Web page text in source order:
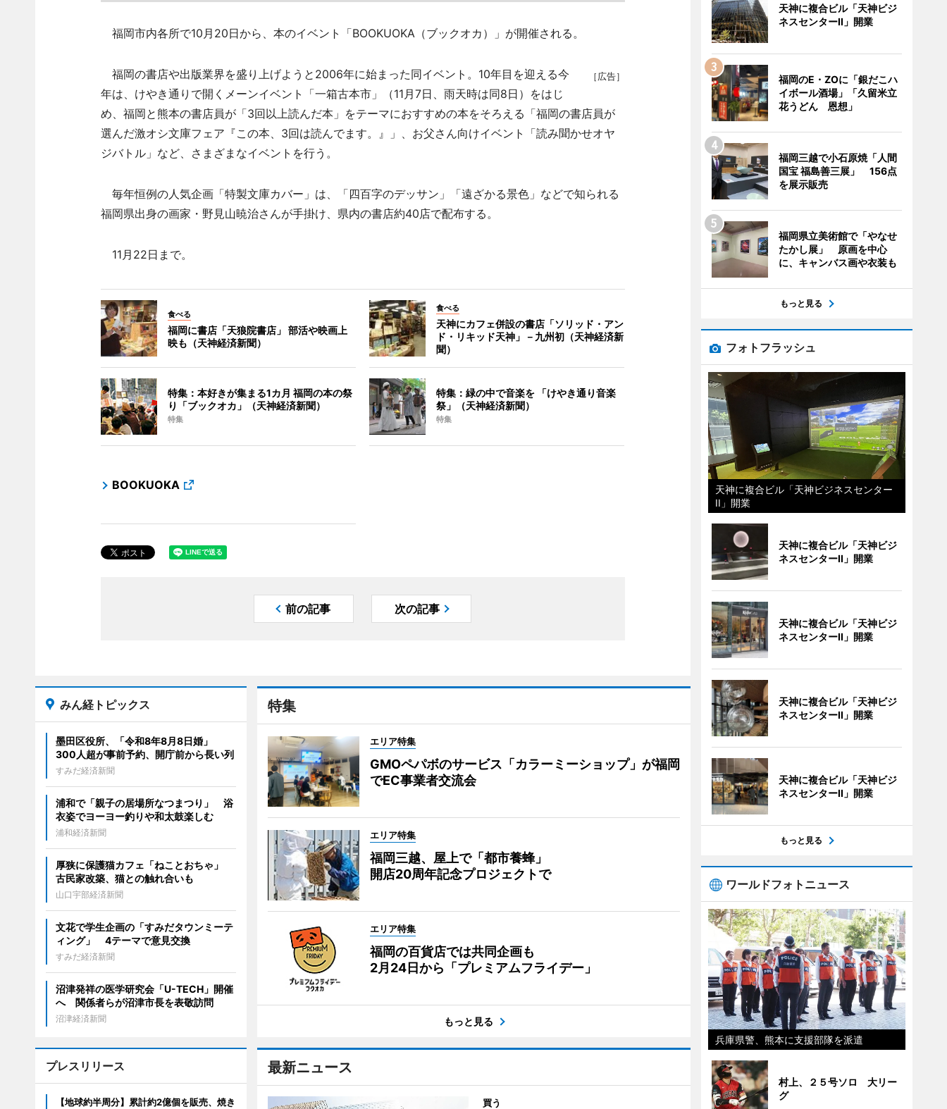
福岡市内各所で10月20日から、本のイベント「BOOKUOKA（ブックオカ）」が開催される。
［広告］
福岡の書店や出版業界を盛り上げようと2006年に始まった同イベント。10年目を迎える今
年は、けやき通りで開くメーンイベント「一箱古本市」（11月7日、雨天時は同8日）をはじ
め、福岡と熊本の書店員が「3回以上読んだ本」をテーマにおすすめの本をそろえる「福岡の書店員が
選んだ激オシ文庫フェア『この本、3回は読んでます。』」、お父さん向けイベント「読み聞かせオヤ
ジバトル」など、さまざまなイベントを行う。
毎年恒例の人気企画「特製文庫カバー」は、「四百字のデッサン」「遠ざかる景色」などで知られる
福岡県出身の画家・野見山暁治さんが手掛け、県内の書店約40店で配布する。
11月22日まで。
食べる
福岡に書店「天狼院書店」 部活や映画上
映も（天神経済新聞）
食べる
天神にカフェ併設の書店「ソリッド・アン
ド・リキッド天神」－九州初（天神経済新
聞）
特集：本好きが集まる1カ月 福岡の本の祭
り「ブックオカ」（天神経済新聞）
特集
特集：緑の中で音楽を 「けやき通り音楽
祭」（天神経済新聞）
特集
BOOKUOKA
前の記事 次の記事
特集
エリア特集
GMOペパボのサービス「カラーミーショップ」が福岡
でEC事業者交流会
エリア特集
福岡三越、屋上で「都市養蜂」
開店20周年記念プロジェクトで
エリア特集
福岡の百貨店では共同企画も
2月24日から「プレミアムフライデー」
もっと見る
最新ニュース
買う
みん経トピックス
墨田区役所、「令和8年8月8日婚」
300人超が事前予約、開庁前から長い列
すみだ経済新聞
浦和で「親子の居場所なつまつり」 浴
衣姿でヨーヨー釣りや和太鼓楽しむ
浦和経済新聞
厚狭に保護猫カフェ「ねことおちゃ」
古民家改築、猫との触れ合いも
山口宇部経済新聞
文花で学生企画の「すみだタウンミーテ
ィング」 4テーマで意見交換
すみだ経済新聞
沼津発祥の医学研究会「U-TECH」開催
へ 関係者らが沼津市長を表敬訪問
沼津経済新聞
プレスリリース
【地球約半周分】累計約2億個を販売、焼き
天神に複合ビル「天神ビジ
ネスセンターII」開業
福岡のE・ZOに「銀だこハ
イボール酒場」「久留米立
花うどん 恩想」
福岡三越で小石原焼「人間
国宝 福島善三展」 156点
を展示販売
福岡県立美術館で「やなせ
たかし展」 原画を中心
に、キャンバス画や衣装も
もっと見る
フォトフラッシュ
天神に複合ビル「天神ビジネスセンター
II」開業
天神に複合ビル「天神ビジ
ネスセンターII」開業
天神に複合ビル「天神ビジ
ネスセンターII」開業
天神に複合ビル「天神ビジ
ネスセンターII」開業
天神に複合ビル「天神ビジ
ネスセンターII」開業
もっと見る
ワールドフォトニュース
兵庫県警、熊本に支援部隊を派遣
村上、２５号ソロ 大リー
グ